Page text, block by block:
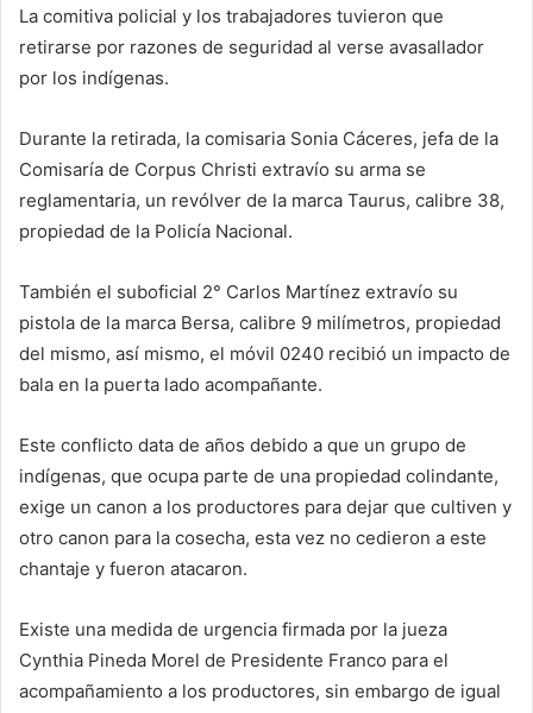
La comitiva policial y los trabajadores tuvieron que
retirarse por razones de seguridad al verse avasallador
por los indígenas.
Durante la retirada, la comisaria Sonia Cáceres, jefa de la
Comisaría de Corpus Christi extravío su arma se
reglamentaria, un revólver de la marca Taurus, calibre 38,
propiedad de la Policía Nacional.
También el suboficial 2° Carlos Martínez extravío su
pistola de la marca Bersa, calibre 9 milímetros, propiedad
del mismo, así mismo, el móvil 0240 recibió un impacto de
bala en la puerta lado acompañante.
Este conflicto data de años debido a que un grupo de
indígenas, que ocupa parte de una propiedad colindante,
exige un canon a los productores para dejar que cultiven y
otro canon para la cosecha, esta vez no cedieron a este
chantaje y fueron atacaron.
Existe una medida de urgencia firmada por la jueza
Cynthia Pineda Morel de Presidente Franco para el
acompañamiento a los productores, sin embargo de igual